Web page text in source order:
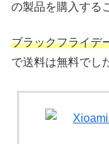
の製品を購入する
ブラックフライデ
で送料は無料でし